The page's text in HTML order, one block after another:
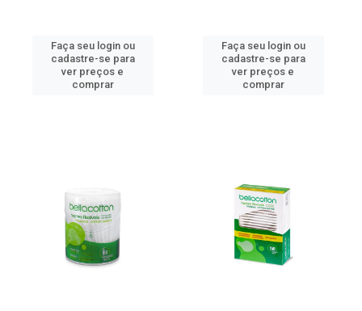
Faça seu login ou
cadastre-se para
ver preços e
comprar
Faça seu login ou
cadastre-se para
ver preços e
comprar